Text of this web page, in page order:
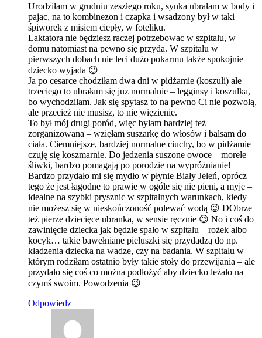
Urodziłam w grudniu zeszłego roku, synka ubrałam w body i
pajac, na to kombinezon i czapka i wsadzony był w taki
śpiworek z misiem ciepły, w foteliku.
Laktatora nie będziesz raczej potrzebowac w szpitalu, w
domu natomiast na pewno się przyda. W szpitalu w
pierwszych dobach nie leci dużo pokarmu także spokojnie
dziecko wyjada 😉
Ja po cesarce chodziłam dwa dni w pidżamie (koszuli) ale
trzeciego to ubrałam się juz normalnie – legginsy i koszulka,
bo wychodziłam. Jak się spytasz to na pewno Ci nie pozwolą,
ale przecież nie musisz, to nie więzienie.
To był mój drugi poród, więc byłam bardziej też
zorganizowana – wzięłam suszarkę do włosów i balsam do
ciała. Ciemniejsze, bardziej normalne ciuchy, bo w pidżamie
czuję się koszmarnie. Do jedzenia suszone owoce – morele
śliwki, bardzo pomagają po porodzie na wypróżnianie!
Bardzo przydało mi się mydło w płynie Biały Jeleń, oprócz
tego że jest łagodne to prawie w ogóle się nie pieni, a myje –
idealne na szybki prysznic w szpitalnych warunkach, kiedy
nie możesz się w nieskończoność polewać wodą 😉 DObrze
też pierze dziecięce ubranka, w sensie ręcznie 😉 No i coś do
zawinięcie dziecka jak będzie spało w szpitalu – rożek albo
kocyk… takie bawełniane pieluszki się przydadzą do np.
kładzenia dziecka na wadze, czy na badania. W szpitalu w
którym rodziłam ostatnio były takie stoły do przewijania – ale
przydało się coś co można podłożyć aby dziecko leżało na
czymś swoim. Powodzenia 😉
Odpowiedz